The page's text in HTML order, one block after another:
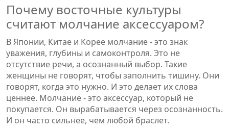
Почему восточные культуры
считают молчание аксессуаром?
В Японии, Китае и Корее молчание - это знак
уважения, глубины и самоконтроля. Это не
отсутствие речи, а осознанный выбор. Такие
женщины не говорят, чтобы заполнить тишину. Они
говорят, когда это нужно. И это делает их слова
ценнее. Молчание - это аксессуар, который не
покупается. Он вырабатывается через осознанность.
И он часто сильнее, чем любой браслет.